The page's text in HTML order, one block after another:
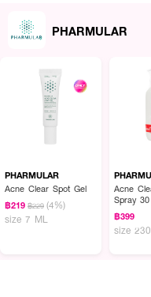
ผลลัพธ์ที่ได้ :
PHARMULAR Acne Clear
ครอบคลุม เติมเต็มความชุ่มชื้นใ
รอยดำหลังสิว ปลอบประโลมผิวอ่
มันบนใบหน้าระหว่างวัน
· นวัตกรรมเวชสำอางโดยเภสัชก
PHARMULAR
PHARMULAR
Acne Clear Spot Gel
฿219 ฿229 (4%)
size 7 ML
Acne
Spray
Body
฿399
size 230